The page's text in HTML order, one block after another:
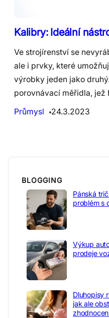
Kalibry: Ideální
Ve strojírenství se
ale i prvky, které
výrobky jeden jako
porovnávací měřidla, jež
Průmysl
24.3.2023
BLOGGING
Pánská
problém s
Výkup
prodeje
Dluhopisy
jak ale